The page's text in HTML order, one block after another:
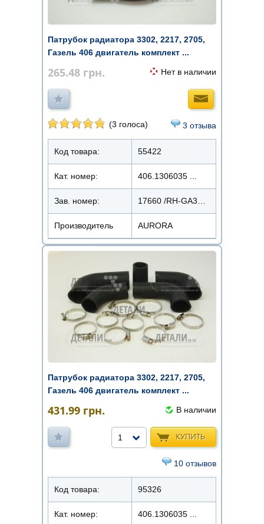
Патрубок радиатора 3302, 2217, 2705,
Газель 406 двигатель комплект ...
265.48 грн. Нет в наличии
(3 голоса) 3 отзыва
Код товара: 55422
Кат. номер: 406.1306035 ...
Зав. номер:
Производитель AURORA
Патрубок радиатора 3302, 2217, 2705,
Газель 406 двигатель комплект ...
431.99 грн. В наличии
КУПИТЬ
1
10 отзывов
Код товара: 95326
Кат. номер: 406.1306035 ...